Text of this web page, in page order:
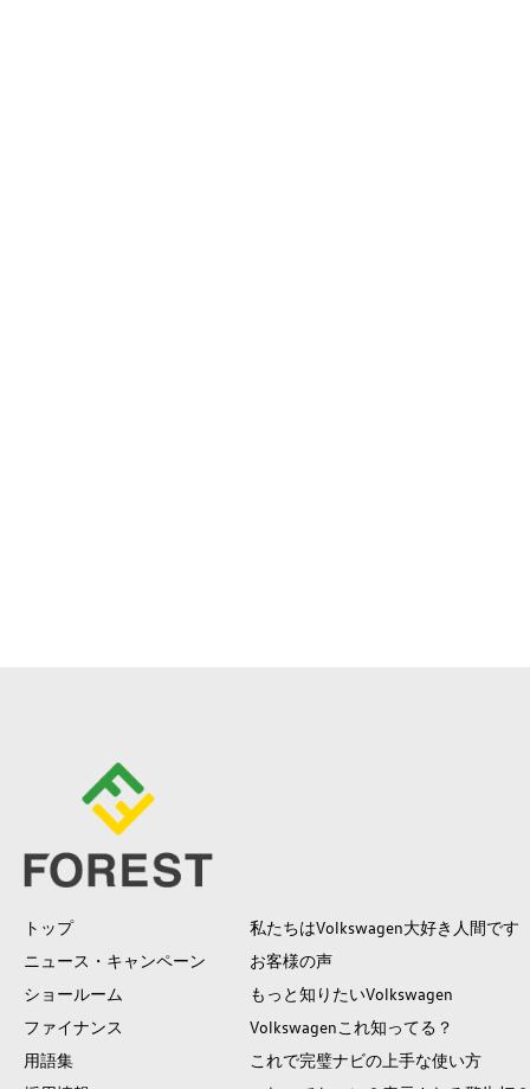
トップ
ニュース・キャンペーン
ショールーム
ファイナンス
用語集
私たちはVolkswagen大好き人間です
お客様の声
もっと知りたいVolkswagen
Volkswagenこれ知ってる？
これで完璧ナビの上手な使い方